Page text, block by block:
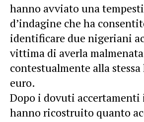
hanno avviato una
d’indagine che ha
identificare due nigeriani
vittima di averla
contestualmente alla
euro.
Dopo i dovuti
hanno ricostruito quanto